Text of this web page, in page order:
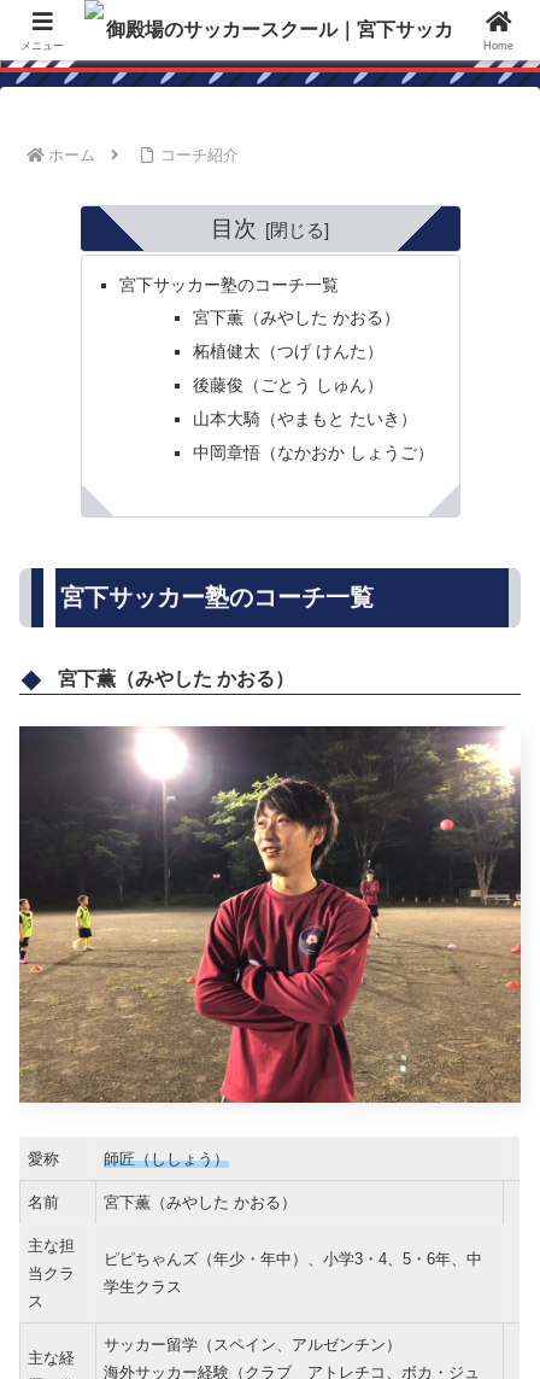
御殿場のサッカースクールなら！御殿場の宮下サッカー塾は、スクール専門な
ので他チーム、部活と併用してご利用いただけます。
ホーム コーチ紹介
目次
宮下サッカー塾のコーチ一覧
宮下薫（みやした かおる）
柘植健太（つげ けんた）
後藤俊（ごとう しゅん）
山本大騎（やまもと たいき）
中岡章悟（なかおか しょうご）
宮下サッカー塾のコーチ一覧
宮下薫（みやした かおる）
愛称 師匠（ししょう）
名前 宮下薫（みやした かおる）
主な担
当クラ
ス
ピピちゃんズ（年少・年中）、小学3・4、5・6年、中
学生クラス
主な経
サッカー留学（スペイン、アルゼンチン）
海外サッカー経験（クラブ アトレチコ、ボカ・ジュ
メニュー Home